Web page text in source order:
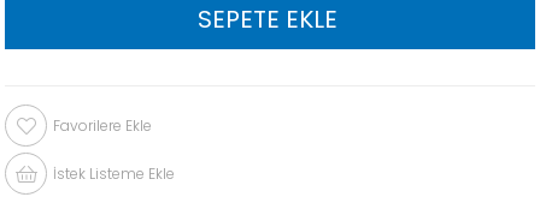
Favorilere Ekle
İstek Listeme Ekle